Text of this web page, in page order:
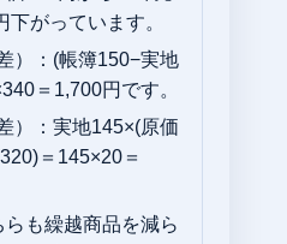
がっています。
）：(帳簿150−実地
＝1,700円です。
）：実地145×(原価
＝145×20＝
も繰越商品を減ら